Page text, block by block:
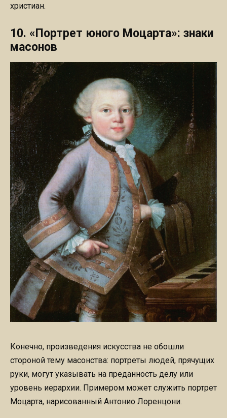
христиан.
10. «Портрет юного Моцарта»: знаки
масонов
Конечно, произведения искусства не обошли
стороной тему масонства: портреты людей, прячущих
руки, могут указывать на преданность делу или
уровень иерархии. Примером может служить портрет
Моцарта, нарисованный Антонио Лоренцони.